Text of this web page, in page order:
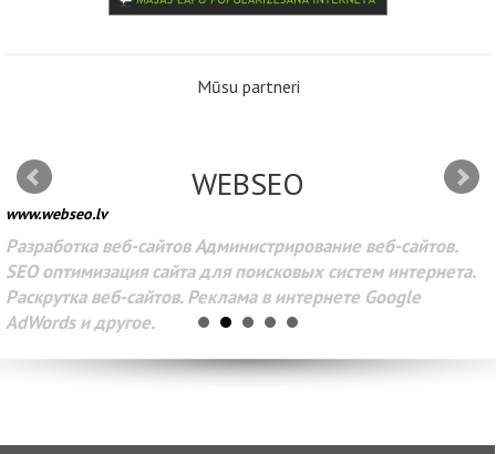
Mūsu partneri
WEBSEO
www.webseo.lv
Разработка веб-сайтов Администрирование веб-сайтов.
SEO оптимизация сайта для поисковых систем интернета.
Раскрутка веб-сайтов. Реклама в интернете Google
AdWords и другое.